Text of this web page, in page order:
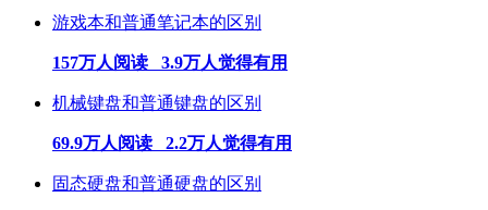
游戏本和普通笔记本的区别
157万人阅读 3.9万人觉得有用
机械键盘和普通键盘的区别
69.9万人阅读 2.2万人觉得有用
固态硬盘和普通硬盘的区别